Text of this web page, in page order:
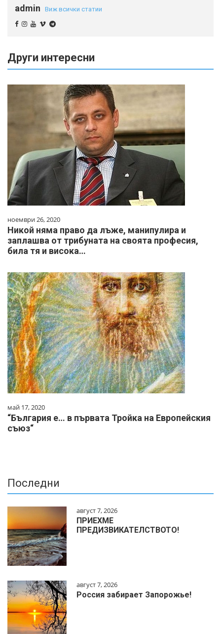
admin Виж всички статии
Други интересни
ноември 26, 2020
Никой няма право да лъже, манипулира и
заплашва от трибуната на своята професия,
била тя и висока…
май 17, 2020
“България е… в първата Тройка на Европейския
съюз“
Последни
август 7, 2026
ПРИЕХМЕ
ПРЕДИЗВИКАТЕЛСТВОТО!
август 7, 2026
Россия забирает Запорожье!